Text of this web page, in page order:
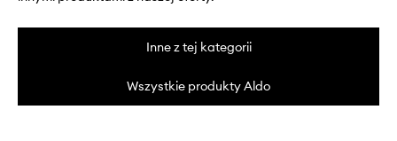
Inne z tej kategorii
Wszystkie produkty Aldo